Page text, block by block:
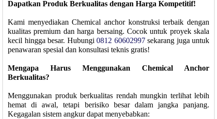
Dapatkan Produk Berkualitas dengan Harga Kompetitif!
Kami menyediakan Chemical anchor konstruksi terbaik dengan
kualitas premium dan harga bersaing. Cocok untuk proyek skala
kecil hingga besar. Hubungi 0812 60602997sekarang juga untuk
penawaran spesial dan konsultasi teknis gratis!
Mengapa Harus Menggunakan Chemical Anchor
Berkualitas?
Menggunakan produk berkualitas rendah mungkin terlihat lebih
hemat di awal, tetapi berisiko besar dalam jangka panjang.
Kegagalan sistem angkur dapat menyebabkan: